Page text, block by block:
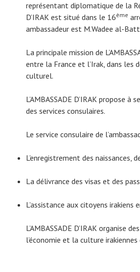
représentant diplomatique de la
D’IRAK est situé dans le 16ème
ambassadeur est M.Wadee al-
La principale mission de
entre la France et l’Irak, dans les
culturel.
L’AMBASSADE D’IRAK propose
des services consulaires.
Le service consulaire de
L’enregistrement des naissances,
La délivrance des visas et des
L’assistance aux citoyens irakiens
L’AMBASSADE D’IRAK organise
l’économie et la culture irakiennes